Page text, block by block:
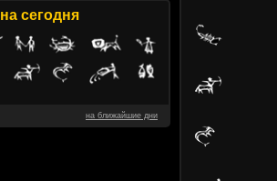
на сегодня
на ближайшие дни